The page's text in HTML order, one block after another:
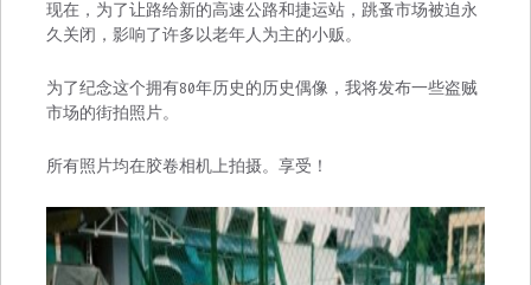
现在，为了让路给新的高速公路和捷运站，跳蚤市场被迫永
久关闭，影响了许多以老年人为主的小贩。
为了纪念这个拥有80年历史的历史偶像，我将发布一些盗贼
市场的街拍照片。
所有照片均在胶卷相机上拍摄。享受！